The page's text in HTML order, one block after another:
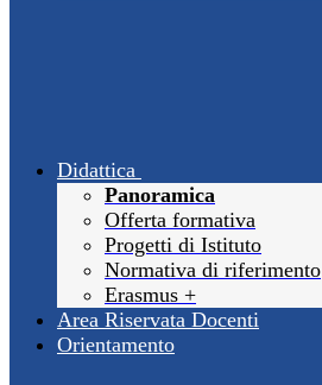
Didattica
Panoramica
Offerta formativa
Progetti di Istituto
Normativa di riferimento
Erasmus +
Area Riservata Docenti
Orientamento